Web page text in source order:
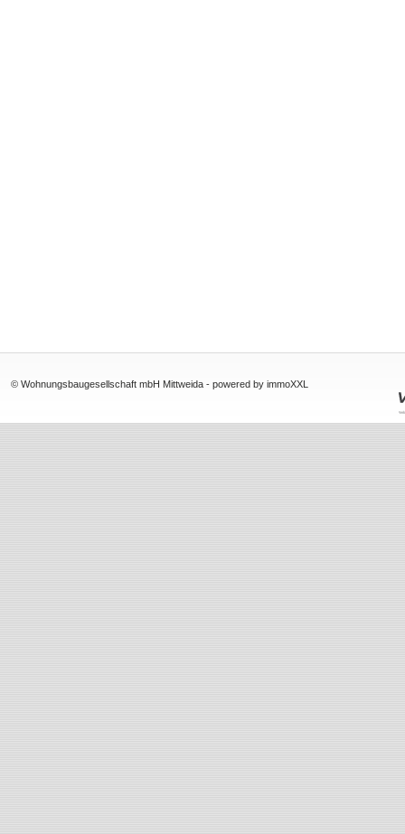
© Wohnungsbaugesellschaft mbH Mittweida -powered by immoXXL